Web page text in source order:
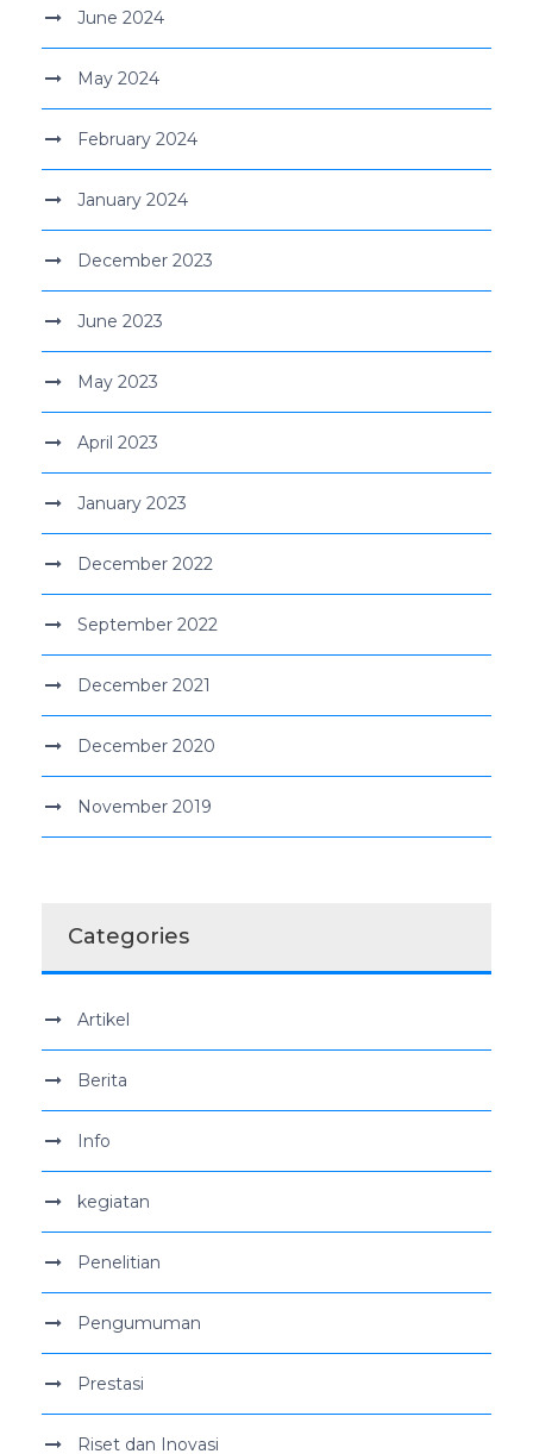
June 2024
May 2024
February 2024
January 2024
December 2023
June 2023
May 2023
April 2023
January 2023
December 2022
September 2022
December 2021
December 2020
November 2019
Categories
Artikel
Berita
Info
kegiatan
Penelitian
Pengumuman
Prestasi
Riset dan Inovasi